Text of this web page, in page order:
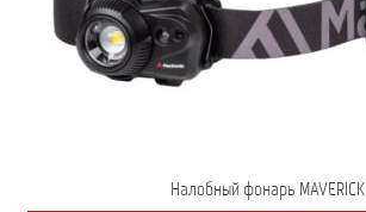
Налобный фонарь MAVERICK